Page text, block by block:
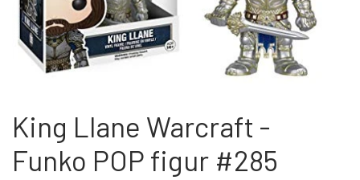
LEAGUE OF LEGENDS
UNIVERSAL PICTURES
PIXAR
LEAGUE OF LEGENDS
MINECRAFT
PAW PATROL
SVAMPEBOB FIRKANT
PERSONDATAPOLITIK
King Llane Warcraft -
Funko POP figur #285